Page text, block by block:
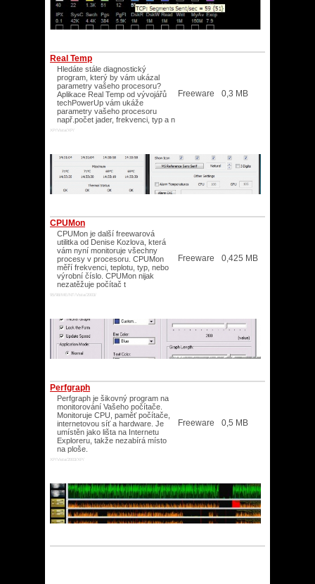
Real Temp
Hledáte stále diagnostický
program, který by vám ukázal
parametry vašeho procesoru?
Aplikace Real Temp od vývojářů
techPowerUp vám ukáže
parametry vašeho procesoru
např.počet jader, frekvenci, typ a n
XP/Vista/XP/
Freeware 0,3 MB
CPUMon
CPUMon je další freewarová
utilitka od Denise Kozlova, která
vám nyní monitoruje všechny
procesy v procesoru. CPUMon
měří frekvenci, teplotu, typ, nebo
výrobní číslo. CPUMon nijak
nezatěžuje počítač t
95/98/ME/NT/Vista/2003/
Freeware 0,425 MB
Perfgraph
Perfgraph je šikovný program na
monitorování Vašeho počítače.
Monitoruje CPU, paměť počítače,
internetovou síť a hardware. Je
umístěn jako lišta na Internetu
Exploreru, takže nezabírá místo
na ploše.
XP/Vista/2003/XP/
Freeware 0,5 MB